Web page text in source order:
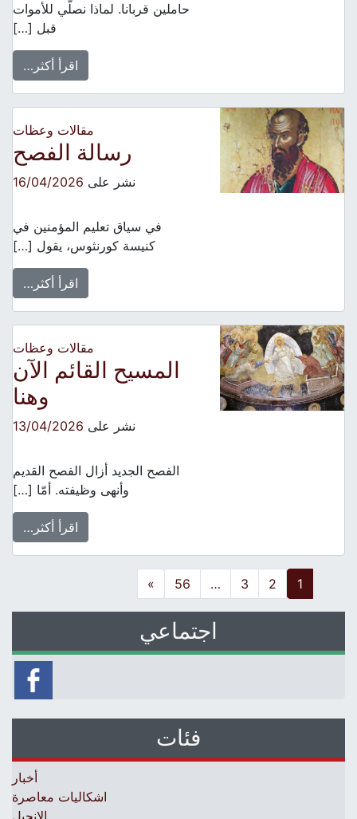
حاملين قربانا. لماذا نصلّي للأموات
قبل […]
اقرأ أكثر…
مقالات وعظات
رسالة الفصح
نشر على16/04/2026
في سياق تعليم المؤمنين في
كنيسة كورنثوس، يقول […]
اقرأ أكثر…
مقالات وعظات
المسيح القائم الآن
وهنا
نشر على13/04/2026
الفصح الجديد أزال الفصح القديم
وأنهى وظيفته. أمّا […]
اقرأ أكثر…
Posts navigation
56
اجتماعي
فئات
أخبار
اشكاليات معاصرة